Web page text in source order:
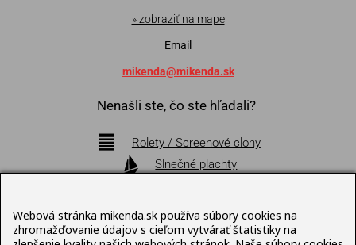
» zobraziť na mape
Email
mikenda@mikenda.sk
Nenašli ste, čo ste hľadali?
Rolety / Screenové clony
Slnečné plachty
Bioklimatické pergoly
Webová stránka mikenda.sk používa súbory cookies na
zhromažďovanie údajov s cieľom vytvárať štatistiky na